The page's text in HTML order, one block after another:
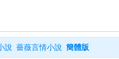
說 薔薇言情小說 簡體版